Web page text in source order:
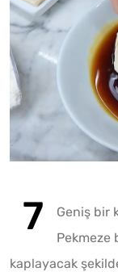
Geniş bir
Pekmeze
kaplayacak